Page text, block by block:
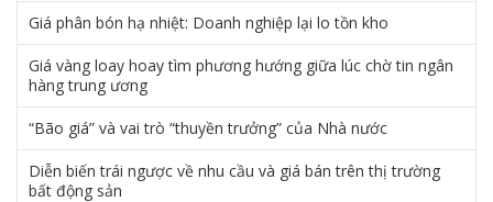
Giá phân bón hạ nhiệt: Doanh nghiệp lại lo tồn kho
Giá vàng loay hoay tìm phương hướng giữa lúc chờ tin ngân
hàng trung ương
“Bão giá” và vai trò “thuyền trưởng” của Nhà nước
Diễn biến trái ngược về nhu cầu và giá bán trên thị trường
bất động sản